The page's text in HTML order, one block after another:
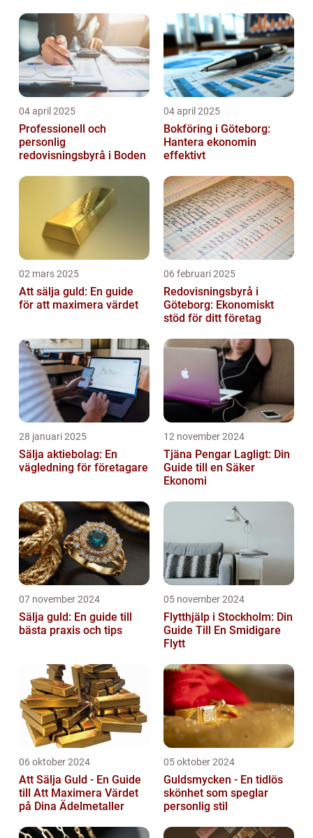
04 april 2025
Professionell och
personlig
redovisningsbyrå i Boden
04 april 2025
Bokföring i Göteborg:
Hantera ekonomin
effektivt
02 mars 2025
Att sälja guld: En guide
för att maximera värdet
06 februari 2025
Redovisningsbyrå i
Göteborg: Ekonomiskt
stöd för ditt företag
28 januari 2025
Sälja aktiebolag: En
vägledning för företagare
12 november 2024
Tjäna Pengar Lagligt: Din
Guide till en Säker
Ekonomi
07 november 2024
Sälja guld: En guide till
bästa praxis och tips
05 november 2024
Flytthjälp i Stockholm: Din
Guide Till En Smidigare
Flytt
06 oktober 2024
Att Sälja Guld - En Guide
till Att Maximera Värdet
på Dina Ädelmetaller
05 oktober 2024
Guldsmycken - En tidlös
skönhet som speglar
personlig stil